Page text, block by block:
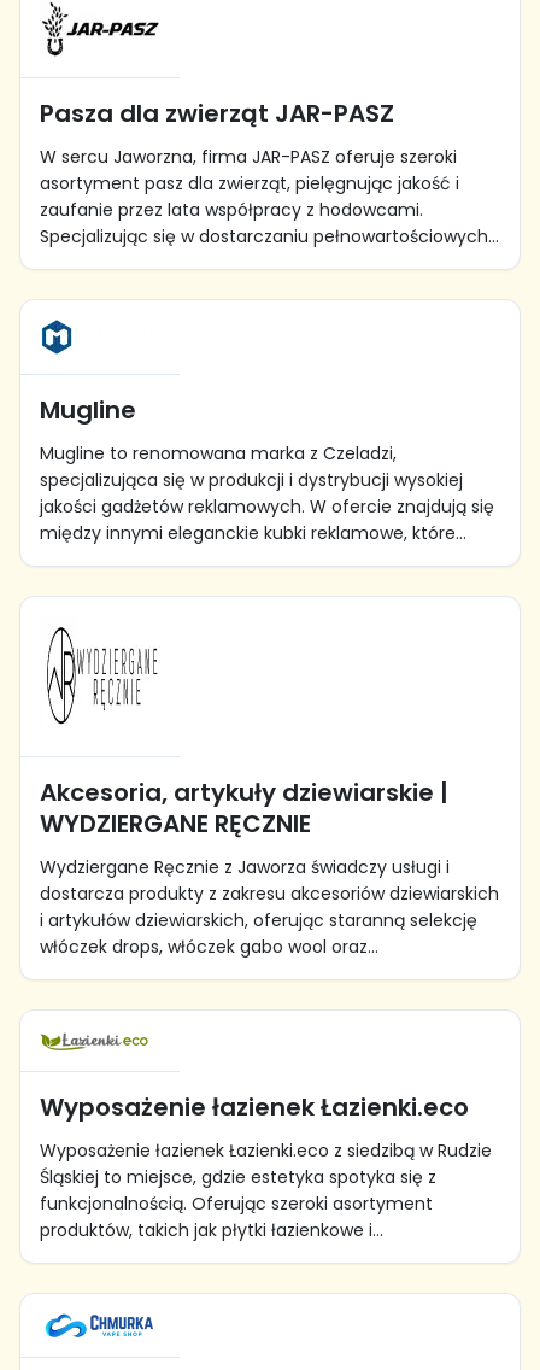
Pasza dla zwierząt JAR-PASZ
W sercu Jaworzna, firma JAR-PASZ oferuje szeroki
asortyment pasz dla zwierząt, pielęgnując jakość i
zaufanie przez lata współpracy z hodowcami.
Specjalizując się w dostarczaniu pełnowartościowych...
Mugline
Mugline to renomowana marka z Czeladzi,
specjalizująca się w produkcji i dystrybucji wysokiej
jakości gadżetów reklamowych. W ofercie znajdują się
między innymi eleganckie kubki reklamowe, które...
Akcesoria, artykuły dziewiarskie |
WYDZIERGANE RĘCZNIE
Wydziergane Ręcznie z Jaworza świadczy usługi i
dostarcza produkty z zakresu akcesoriów dziewiarskich
i artykułów dziewiarskich, oferując staranną selekcję
włóczek drops, włóczek gabo wool oraz...
Wyposażenie łazienek Łazienki.eco
Wyposażenie łazienek Łazienki.eco z siedzibą w Rudzie
Śląskiej to miejsce, gdzie estetyka spotyka się z
funkcjonalnością. Oferując szeroki asortyment
produktów, takich jak płytki łazienkowe i...